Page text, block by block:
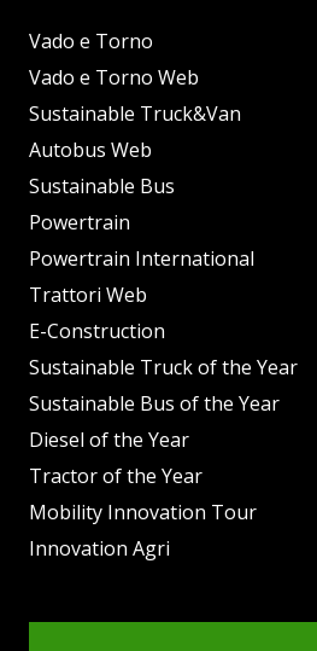
Vado e Torno
Vado e Torno Web
Sustainable Truck&Van
Autobus Web
Sustainable Bus
Powertrain
Powertrain International
Trattori Web
E-Construction
Sustainable Truck of the Year
Sustainable Bus of the Year
Diesel of the Year
Tractor of the Year
Mobility Innovation Tour
Innovation Agri